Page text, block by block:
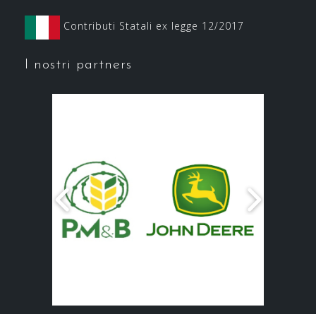
Contributi Statali ex legge 12/2017
I nostri partners